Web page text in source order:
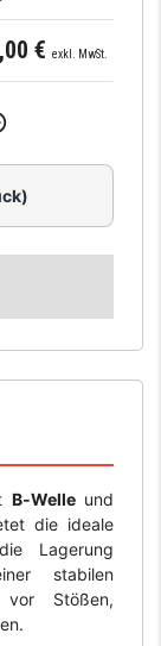
€exkl. MwSt.
B‑Welleund
die ideale
Lagerung
stabilen
vor Stößen,